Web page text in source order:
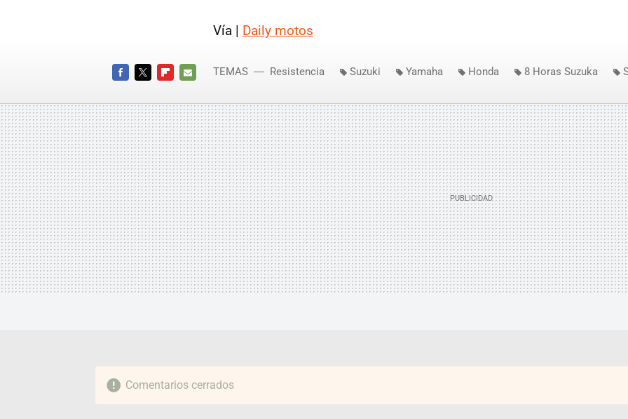
Vía | Daily motos
MAIL
TEMAS Resistencia Suzuki Yamaha Honda 8 Horas Suzuka
Comentarios cerrados